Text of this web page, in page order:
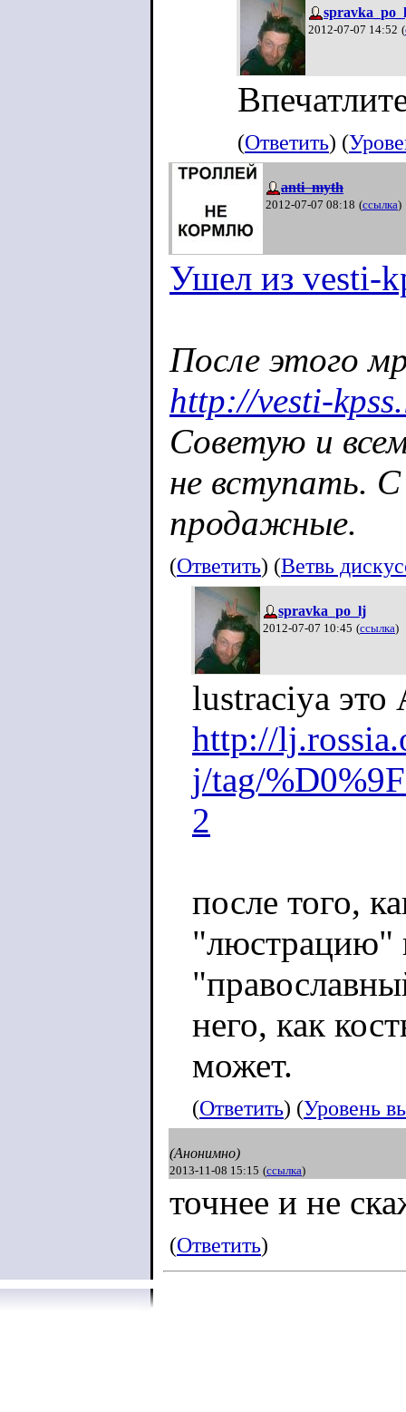
2012-07-07 14:52 (
(Ответить) (
anti_myth
2012-07-07 08:18 (ссылка)
Ушел из vesti-
После этого
http://vesti-
Советую и
не вступать.
продажные.
(Ответить) (Ветвь
spravka_po_lj
2012-07-07 10:45 (ссылка)
lustraciya это
http://
j/tag/
2
после того,
"люстрацию"
него, как
может.
(Ответить) (Уровень
(Анонимно)
2013-11-08 15:15 (ссылка)
точнее и не
(Ответить)